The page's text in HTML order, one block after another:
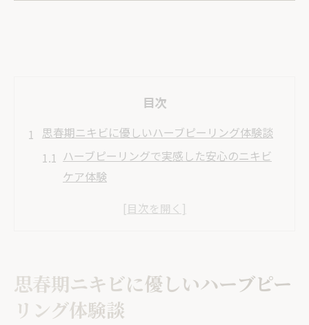
目次
思春期ニキビに優しいハーブピーリング体験談
ハーブピーリングで実感した安心のニキビ
ケア体験
10代の肌悩みに応えるハーブピーリングの
ハーブピーリングで前向きになれた私の変
化
思春期ニキビに優しいハーブピー
リング体験談